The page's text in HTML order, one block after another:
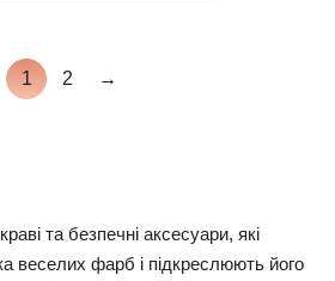
1 2 →
та безпечні аксесуари, які
веселих фарб і підкреслюють його